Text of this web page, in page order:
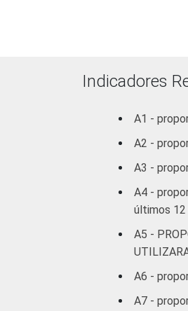
Fonte:
Indicadores
A1 -
A2 -
A3 -
A4 -
últimos 12
A5 -
A6 -
A7 -